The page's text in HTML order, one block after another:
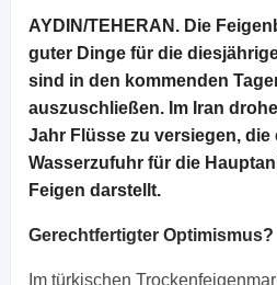
AYDIN/TEHERAN. Die
guter Dinge für die
sind in den kommenden
auszuschließen. Im Iran
Jahr Flüsse zu versiegen, die
Wasserzufuhr für die
Feigen darstellt.
Gerechtfertigter Optimismus?
Im türkischen